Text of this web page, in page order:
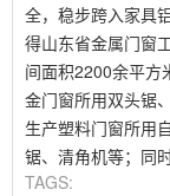
全，稳步跨入家具
得山东省金属门窗
间面积2200余平方
金门窗所用双头锯
生产塑料门窗所用
锯、清角机等；同
TAGS: